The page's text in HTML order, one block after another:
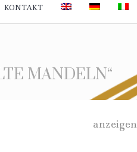
KONTAKT
MANDELN“
anzeigen